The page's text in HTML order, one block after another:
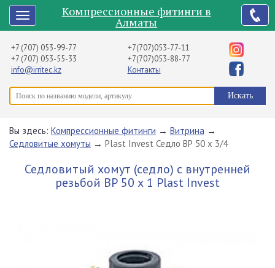
Компрессионные фитинги в
Алматы
+7 (707) 053-99-77
+7 (707) 053-55-33
info@irritec.kz
+7(707)053-77-11
+7(707)053-88-77
Контакты
Вы здесь: Компрессионные фитинги → Витрина →
Седловитые хомуты → Plast Invest Седло ВР 50 х 3/4
Седловитый хомут (седло) с внутренней
резьбой ВР 50 х 1 Plast Invest